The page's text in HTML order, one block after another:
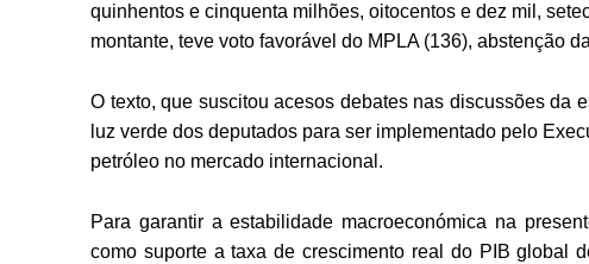
quinhentos e cinquenta milhões, oitocentos e dez mil,
montante, teve voto favorável do MPLA (136), abstenção
O texto, que suscitou acesos debates nas discussões da
luz verde dos deputados para ser implementado pelo
petróleo no mercado internacional.
Para garantir a estabilidade macroeconómica na
como suporte a taxa de crescimento real do PIB global